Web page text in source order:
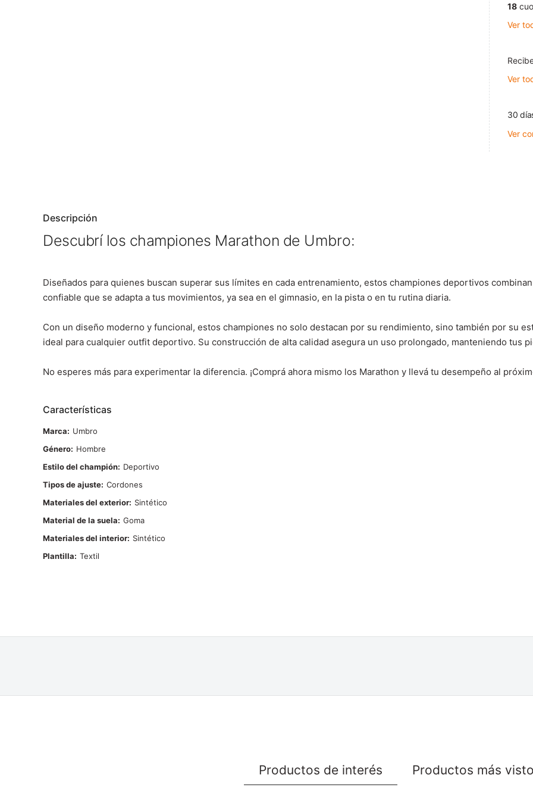
18
Ver
Ver
30
Ver
Descripción
Descubrí los championes Marathon de Umbro:
Diseñados para quienes buscan superar sus límites en cada entrenamiento, estos championes deportivos
confiable que se adapta a tus movimientos, ya sea en el gimnasio, en la pista o en tu rutina diaria.
Con un diseño moderno y funcional, estos championes no solo destacan por su rendimiento, sino también por su
ideal para cualquier outfit deportivo. Su construcción de alta calidad asegura un uso prolongado, manteniendo tus
No esperes más para experimentar la diferencia. ¡Comprá ahora mismo los Marathon y llevá tu desempeño al
Características
Marca
Umbro
Género
Hombre
Estilo del champión
Deportivo
Tipos de ajuste Cordones
Materiales del exterior
Sintético
Material de la suela
Goma
Materiales del interior
Sintético
Plantilla
Textil
Productos de interés Productos más